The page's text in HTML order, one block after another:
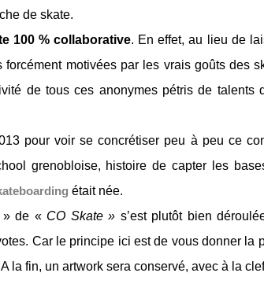
de skate.
100 % collaborative. En effet, au lieu de
motivées par les vrais goûts des
de tous ces anonymes pétris de talents
pour voir se concrétiser peu à peu ce
grenobloise, histoire de capter les
était née.
» de « CO Skate » s’est plutôt bien
Car le principe ici est de vous donner la
la fin, un artwork sera conservé, avec à la